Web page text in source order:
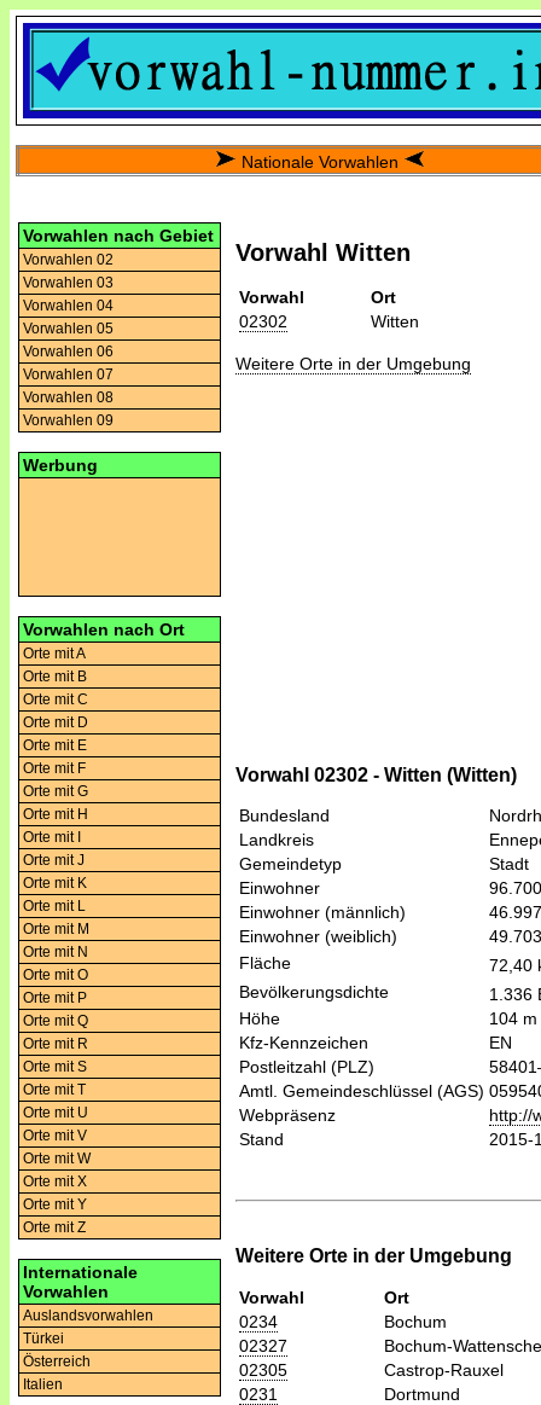
Nationale Vorwahlen
Vorwahlen nach Gebiet
Vorwahlen 02
Vorwahlen 03
Vorwahlen 04
Vorwahlen 05
Vorwahlen 06
Vorwahlen 07
Vorwahlen 08
Vorwahlen 09
Werbung
Vorwahlen nach Ort
Orte mit A
Orte mit B
Orte mit C
Orte mit D
Orte mit E
Orte mit F
Orte mit G
Orte mit H
Orte mit I
Orte mit J
Orte mit K
Orte mit L
Orte mit M
Orte mit N
Orte mit O
Orte mit P
Orte mit Q
Orte mit R
Orte mit S
Orte mit T
Orte mit U
Orte mit V
Orte mit W
Orte mit X
Orte mit Y
Orte mit Z
Internationale
Vorwahlen
Auslandsvorwahlen
Türkei
Österreich
Italien
Vorwahl Witten
Vorwahl
Ort
02302
Witten
Weitere Orte in der Umgebung
Vorwahl 02302 - Witten (Witten)
Bundesland
Landkreis
Gemeindetyp
Stadt
Einwohner
96.700
Einwohner (männlich)
46.997
Einwohner (weiblich)
49.703
Fläche
72,40
Bevölkerungsdichte
1.336
Höhe
104
Kfz-Kennzeichen
EN
Postleitzahl (PLZ)
Amtl. Gemeindeschlüssel (AGS)
Webpräsenz
http://
Stand
2015-
Weitere Orte in der Umgebung
Vorwahl
Ort
0234
Bochum
02327
Bochum-
02305
Castrop-Rauxel
0231
Dortmund